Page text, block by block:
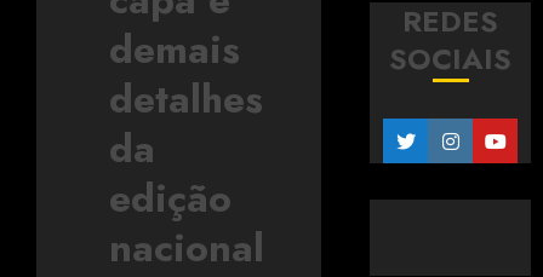
demais
detalhes
da
edição
nacional
REDES
SOCIAIS